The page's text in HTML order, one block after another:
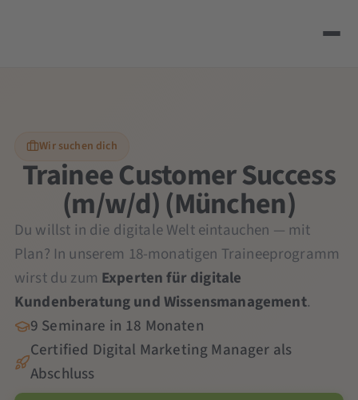
Wir suchen dich
Trainee Customer Success
(m/w/d) (München)
Du willst in die digitale Welt eintauchen — mit
Plan? In unserem 18-monatigen Traineeprogramm
wirst du zum Experten für digitale
Kundenberatung und Wissensmanagement.
9 Seminare in 18 Monaten
Certified Digital Marketing Manager als
Abschluss